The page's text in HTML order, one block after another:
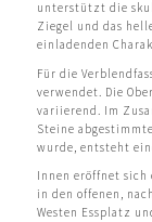
unterstützt die
Ziegel und das
einladenden
Für die
verwendet. Die
variierend. Im
Steine
wurde, entsteht
Innen eröffnet sich
in den offenen,
Westen Essplatz